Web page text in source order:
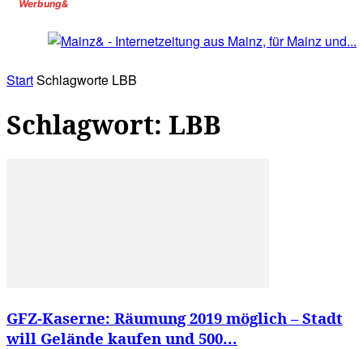
Werbung&
StartSchlagworte LBB
Schlagwort: LBB
GFZ-Kaserne: Räumung 2019 möglich – Stadt
will Gelände kaufen und 500...